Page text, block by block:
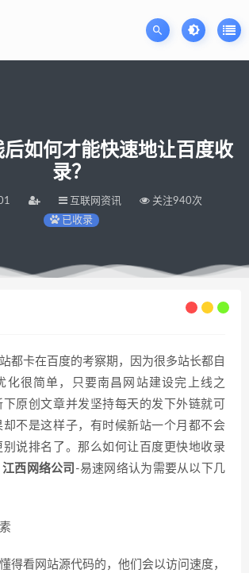
如何才能快速地让百度收
录？
互联网资讯
关注940次
已收录
化公司 >新网站上线后如何才能快速地让百度收录？
卡在百度的考察期，因为很多站长都自
化很简单，只要南昌网站建设完上线之
原创文章并发坚持每天的发下外链就可
却不是这样子，有时候新站一个月都不会
说排名了。那么如何让百度更快地收录
江西网络公司 -易速网络认为需要从以下几
看网站源代码的，他们会以访问速度，